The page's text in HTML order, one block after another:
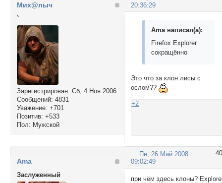
20:36:29
Мих@лыч
`
Зарегистрирован: Сб, 4 Ноя 2006
Сообщений: 4831
Уважение: +701
Позитив: +533
Пол: Мужской
Ama написал(а):
Firefox Explorer
сокращённо
Это что за клон лисы с
ослом??
+2
40
Пн, 26 Май 2008
09:02:49
Ama
Заслуженный
при чём здесь клоны?